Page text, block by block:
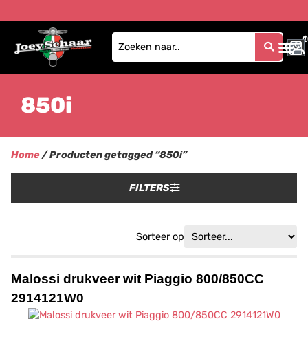
0
1
850i
Home/ Producten getagged “850i”
FILTERS
Sorteer op
Malossi drukveer wit Piaggio 800/850CC
2914121W0